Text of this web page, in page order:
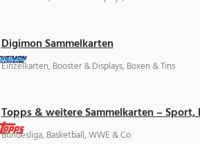
Digimon Sammelkarten
Einzelkarten, Booster & Displays, Boxen & Tins
Topps & weitere Sammelkarten –
Bundesliga, Basketball, WWE & Co